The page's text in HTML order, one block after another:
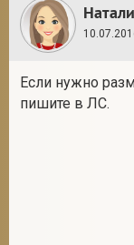
Если нужно
пишите в ЛС.